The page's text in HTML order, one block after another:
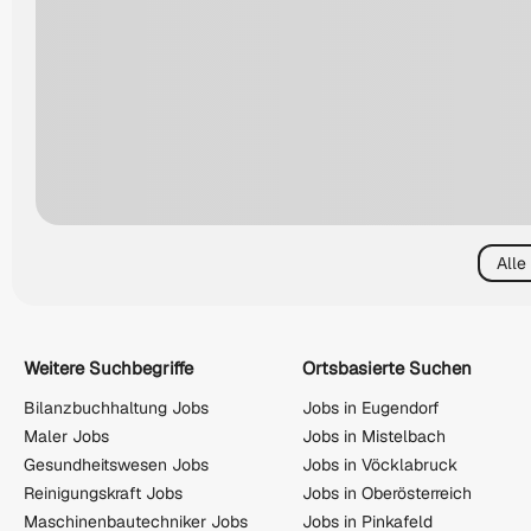
Alle
Weitere Suchbegriffe
Bilanzbuchhaltung Jobs
Maler Jobs
Gesundheitswesen Jobs
Reinigungskraft Jobs
Maschinenbautechniker Jobs
Ortsbasierte Suchen
Jobs in Eugendorf
Jobs in Mistelbach
Jobs in Vöcklabruck
Jobs in Oberösterreich
Jobs in Pinkafeld